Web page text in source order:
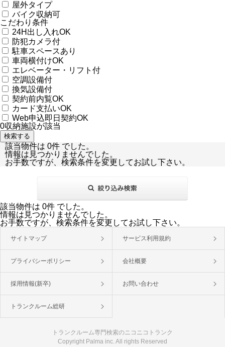
屋外タイプ
バイク収納可
こだわり条件
24H出し入れOK
防犯カメラ付
駐車スペースあり
車両横付けOK
エレベーター・リフト付
空調設備付
換気設備付
契約前内覧OK
カード支払いOK
Web申込即日契約OK
0収納施設が該当
該当物件は 0件 でした。
情報は見つかりませんでした。
お手数ですが、検索条件を変更してお試し下さい。
該当物件は 0件 でした。
情報は見つかりませんでした。
お手数ですが、検索条件を変更してお試し下さい。
サイトマップ サービス利用規約
プライバシーポリシー 会社概要
採用情報(新卒) お問い合わせ
トランクルーム総研
トランクルーム専門検索のニコニコトランク
Copyright Palma inc. All rights Reserved